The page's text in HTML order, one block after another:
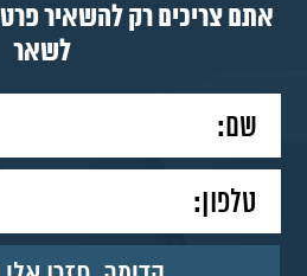
אתם צריכים רק להשאיר
לשאר